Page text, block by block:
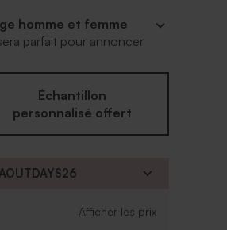
homme et femme
parfait pour annoncer
plus qu'à choix ce faire
votre texte mariage.
de votre faire part
Échantillon
personnalisé offert
Afficher les prix